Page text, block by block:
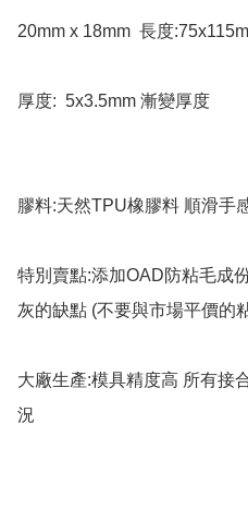
20mm x 18mm  長度
厚度:  5x3.5mm 漸變厚度
膠料:天然TPU橡膠料 順滑手
特別賣點:添加OAD防粘毛成
灰的缺點 (不要與市場平價的
大廠生產:模具精度高 所有接
況